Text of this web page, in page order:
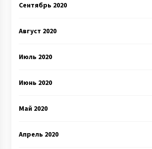
Сентябрь 2020
Август 2020
Июль 2020
Июнь 2020
Май 2020
Апрель 2020